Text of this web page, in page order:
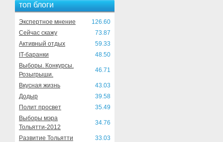
топ блоги
Экспертное мнение
126.60
Сейчас скажу
73.87
Активный отдых
59.33
IT-баранки
48.50
Выборы. Конкурсы.
Розыгрыши.
46.71
Вкусная жизнь
43.03
Додыр
39.58
Полит просвет
35.49
Выборы мэра
Тольятти-2012
34.76
Развитие Тольятти 33.03